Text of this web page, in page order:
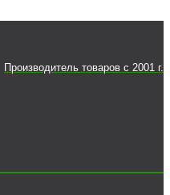
Производитель товаров c 2001 г.